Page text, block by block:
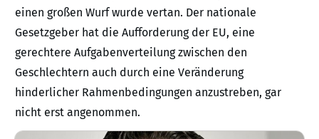
einen großen Wurf wurde vertan. Der nationale
Gesetzgeber hat die Aufforderung der EU, eine
gerechtere Aufgabenverteilung zwischen den
Geschlechtern auch durch eine Veränderung
hinderlicher Rahmenbedingungen anzustreben, gar
nicht erst angenommen.